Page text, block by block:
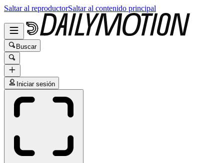
Saltar al reproductorSaltar al contenido principal
Buscar
Iniciar sesión